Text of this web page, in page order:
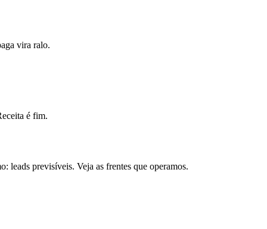
vira ralo.
é fim.
leads previsíveis. Veja as frentes que operamos.